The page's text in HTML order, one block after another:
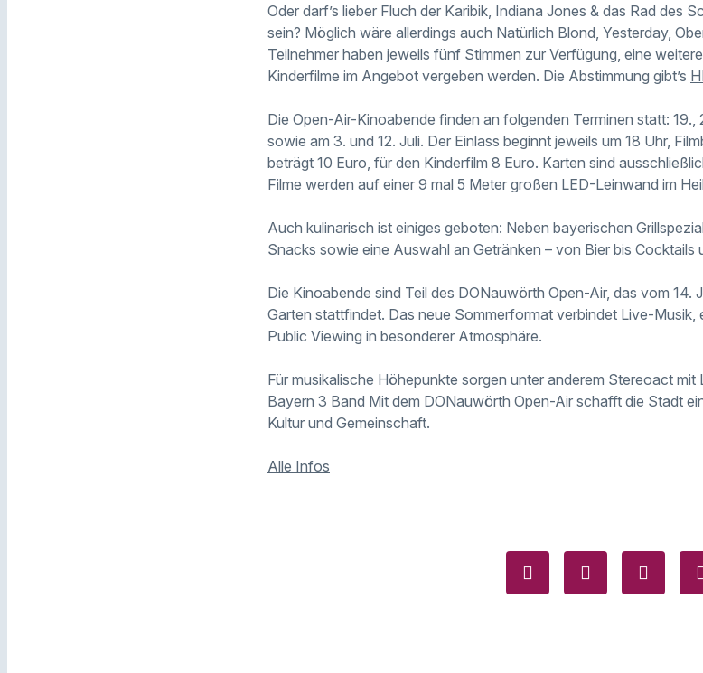
Oder darf’s lieber Fluch der Karibik, Indiana Jones & das Rad des
sein? Möglich wäre allerdings auch Natürlich Blond, Yesterday,
Teilnehmer haben jeweils fünf Stimmen zur Verfügung, eine
Kinderfilme im Angebot vergeben werden. Die Abstimmung gibt’s
Die Open-Air-Kinoabende finden an folgenden Terminen statt: 19.,
sowie am 3. und 12. Juli. Der Einlass beginnt jeweils um 18 Uhr,
beträgt 10 Euro, für den Kinderfilm 8 Euro. Karten sind
Filme werden auf einer 9 mal 5 Meter großen LED-Leinwand im
Auch kulinarisch ist einiges geboten: Neben bayerischen
Snacks sowie eine Auswahl an Getränken – von Bier bis Cocktails
Die Kinoabende sind Teil des DONauwörth Open-Air, das vom 14.
Garten stattfindet. Das neue Sommerformat verbindet Live-Musik,
Public Viewing in besonderer Atmosphäre.
Für musikalische Höhepunkte sorgen unter anderem Stereoact
Bayern 3 Band Mit dem DONauwörth Open-Air schafft die Stadt
Kultur und Gemeinschaft.
Alle Infos